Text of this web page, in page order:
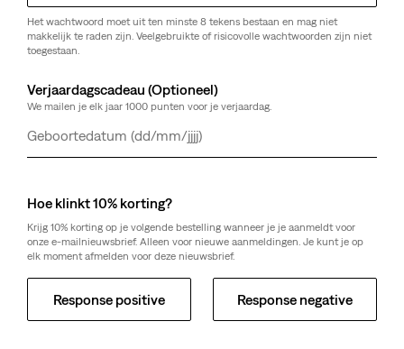
Het wachtwoord moet uit ten minste 8 tekens bestaan en mag niet
makkelijk te raden zijn. Veelgebruikte of risicovolle wachtwoorden zijn niet
toegestaan.
Verjaardagscadeau (Optioneel)
We mailen je elk jaar 1000 punten voor je verjaardag.
Dag
Maand
Jaar
Hoe klinkt 10% korting?
Krijg 10% korting op je volgende bestelling wanneer je je aanmeldt voor
onze e-mailnieuwsbrief. Alleen voor nieuwe aanmeldingen. Je kunt je op
elk moment afmelden voor deze nieuwsbrief.
Response positive Response negative